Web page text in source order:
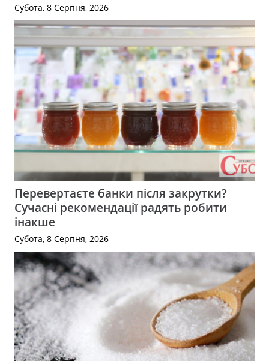
Субота, 8 Серпня, 2026
Перевертаєте банки після закрутки?
Сучасні рекомендації радять робити
інакше
Субота, 8 Серпня, 2026